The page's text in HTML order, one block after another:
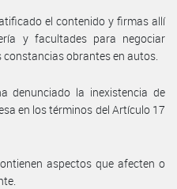
el contenido y firmas allí
y facultades para negociar
obrantes en autos.
denunciado la inexistencia de
en los términos del Artículo 17
aspectos que afecten o